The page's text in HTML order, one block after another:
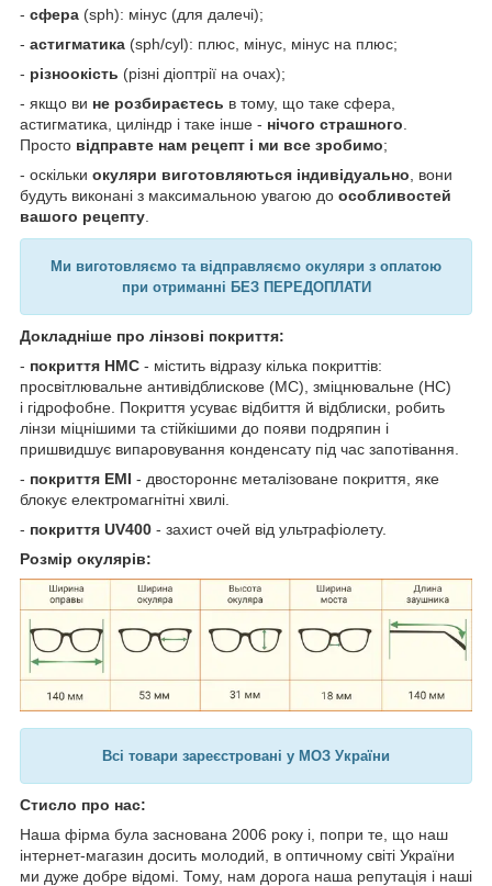
- сфера (sph): мінус (для далечі);
- астигматика (sph/cyl): плюс, мінус, мінус на плюс;
- різноокість (різні діоптрії на очах);
- якщо ви не розбираєтесь в тому, що таке сфера,
астигматика, циліндр і таке інше - нічого страшного
Просто відправте нам рецепт і ми все зробимо;
- оскільки окуляри виготовляються індивідуально , вони
будуть виконані з максимальною увагою до особливостей
вашого рецепту
Ми виготовляємо та відправляємо окуляри з оплатою
при отриманні БЕЗ ПЕРЕДОПЛАТИ
Докладніше про лінзові покриття:
- покриття HMC - містить відразу кілька покриттів:
просвітлювальне антивідблискове (MC), зміцнювальне (HC)
і гідрофобне. Покриття усуває відбиття й відблиски, робить
лінзи міцнішими та стійкішими до появи подряпин і
пришвидшує випаровування конденсату під час запотівання.
- покриття EMI - двостороннє металізоване покриття, яке
блокує електромагнітні хвилі.
- покриття UV400 - захист очей від ультрафіолету.
Розмір окулярів:
Всі товари зареєстровані у МОЗ України
Стисло про нас:
Наша фірма була заснована 2006 року і, попри те, що наш
інтернет-магазин досить молодий, в оптичному світі України
ми дуже добре відомі. Тому, нам дорога наша репутація і наші